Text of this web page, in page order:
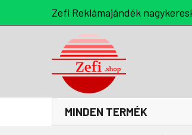
Zefi Reklámajándék
MINDEN TERMÉK